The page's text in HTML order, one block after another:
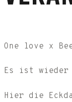
One love x
Es ist wieder
Hier die